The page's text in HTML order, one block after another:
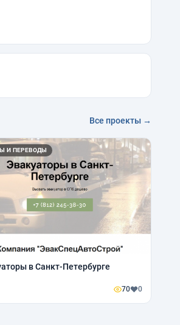
Все проекты →
И ПЕРЕВОДЫ
в Санкт-Петербурге
70 0